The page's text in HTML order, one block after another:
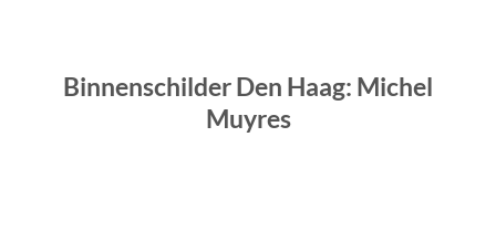
Binnenschilder Den Haag: Michel
Muyres